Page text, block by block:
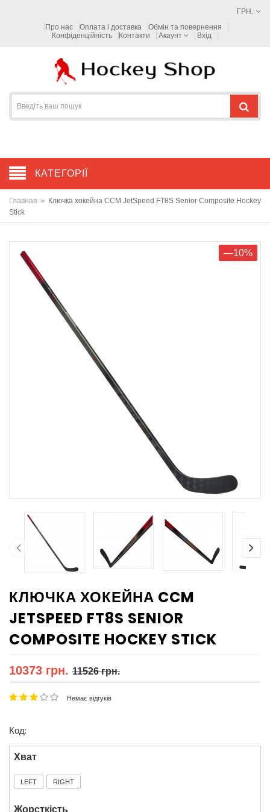
ГРН.
Про нас
Оплата і доставка
Обмін та повернення
Конфіденційність
Контакти Акаунт Вхід
КАТЕГОРІЇ
Главная » Ключка хокейна CCM JetSpeed FT8S Senior Composite Hockey
Stick
—10%
КЛЮЧКА ХОКЕЙНА CCM
JETSPEED FT8S SENIOR
COMPOSITE HOCKEY STICK
10373 грн. 11526 грн.
Немає відгуків
Код:
Хват
LEFT RIGHT